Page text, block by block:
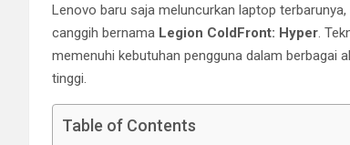
Lenovo baru saja meluncurkan laptop
canggih bernama Legion ColdFront: Hyper.
memenuhi kebutuhan pengguna dalam berbagai
tinggi.
Table of Contents